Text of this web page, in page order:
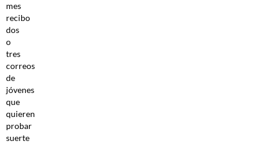
mes
recibo
dos
o
tres
correos
de
jóvenes
que
quieren
probar
suerte